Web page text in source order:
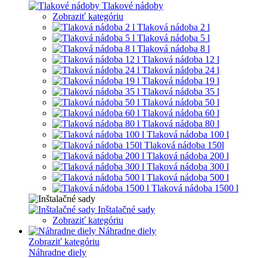
Tlakové nádoby
Zobraziť kategóriu
Tlaková nádoba 2 l
Tlaková nádoba 5 l
Tlaková nádoba 8 l
Tlaková nádoba 12 l
Tlaková nádoba 24 l
Tlaková nádoba 19 l
Tlaková nádoba 35 l
Tlaková nádoba 50 l
Tlaková nádoba 60 l
Tlaková nádoba 80 l
Tlaková nádoba 100 l
Tlaková nádoba 150l
Tlaková nádoba 200 l
Tlaková nádoba 300 l
Tlaková nádoba 500 l
Tlaková nádoba 1500 l
Inštalačné sady
Zobraziť kategóriu
Náhradne diely
Zobraziť kategóriu
Náhradne diely